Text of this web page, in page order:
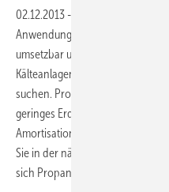
02.12.2013 -
Anwendungen nach Meinung
umsetzbar und finden
Kälteanlagen eine ökologisch
suchen. Propan trägt nicht zum
geringes
Amortisationszeit durch niedrige
Sie in der nächsten KK
sich Propan besonders